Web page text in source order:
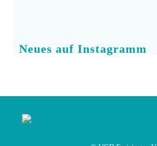
Neues auf Instagramm